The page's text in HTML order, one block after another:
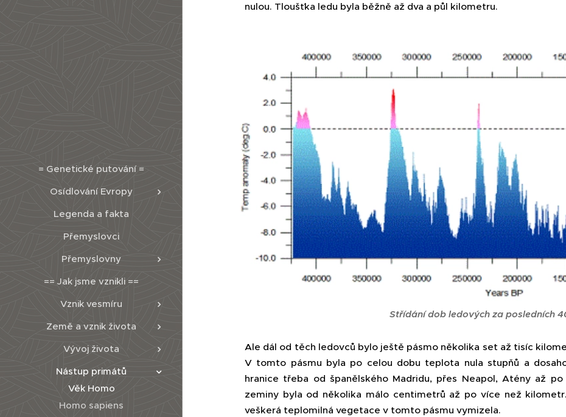
= Genetické putování =
Osídlování Evropy
Legenda a fakta
Přemyslovci
Přemyslovny
== Jak jsme vznikli ==
Vznik vesmíru
Země a vznik života
Vývoj života
Nástup primátů
Věk Homo
Homo sapiens
nulou. Tloušťka ledu byla běžně až dva a půl kilometru.
Střídání dob ledových za posledních
Ale dál od těch ledovců bylo ještě pásmo několika set až tisíc
V tomto pásmu byla po celou dobu teplota nula stupňů a
hranice třeba od španělského Madridu, přes Neapol, Atény až
zeminy byla od několika málo centimetrů až po více než
veškerá teplomilná vegetace v tomto pásmu vymizela.